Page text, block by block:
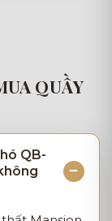
QUẦY
QB-